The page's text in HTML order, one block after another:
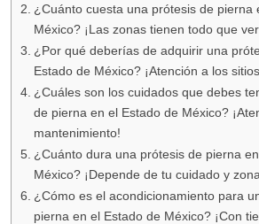
¿Cuánto cuesta una prótesis de pierna
México? ¡Las zonas tienen todo que
¿Por qué deberías de adquirir una
Estado de México? ¡Atención a los
¿Cuáles son los cuidados que debes
de pierna en el Estado de México?
mantenimiento!
¿Cuánto dura una prótesis de pierna
México? ¡Depende de tu cuidado y
¿Cómo es el acondicionamiento para
pierna en el Estado de México? ¡Con